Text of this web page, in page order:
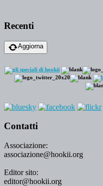
Recenti
Aggiorna
Contatti
Associazione:
associazione@hookii.org
Editor sito:
editor@hookii.org